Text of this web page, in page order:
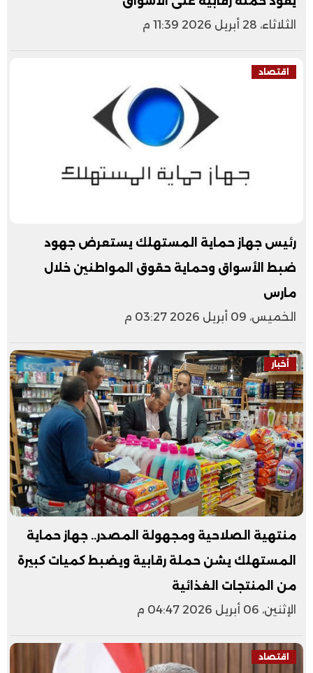
الثلاثاء، 28 أبريل 2026 11:39 م
اقتصاد
رئيس جهاز حماية المستهلك يستعرض جهود
ضبط الأسواق وحماية حقوق المواطنين خلال
مارس
الخميس، 09 أبريل 2026 03:27 م
أخبار
منتهية الصلاحية ومجهولة المصدر.. جهاز حماية
المستهلك يشن حملة رقابية ويضبط كميات كبيرة
من المنتجات الغذائية
الإثنين، 06 أبريل 2026 04:47 م
اقتصاد